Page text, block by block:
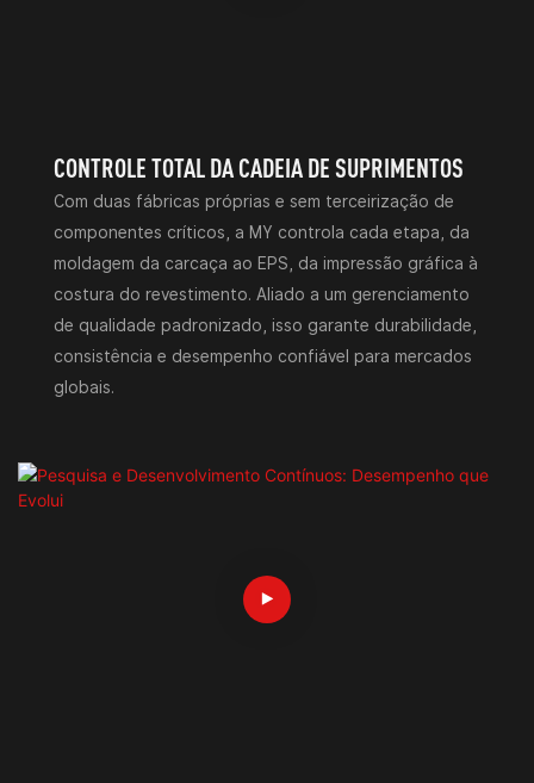
CONTROLE TOTAL DA CADEIA DE SUPRIMENTOS
Com duas fábricas próprias e sem terceirização de
componentes críticos, a MY controla cada etapa, da
moldagem da carcaça ao EPS, da impressão gráfica à
costura do revestimento. Aliado a um gerenciamento
de qualidade padronizado, isso garante durabilidade,
consistência e desempenho confiável para mercados
globais.